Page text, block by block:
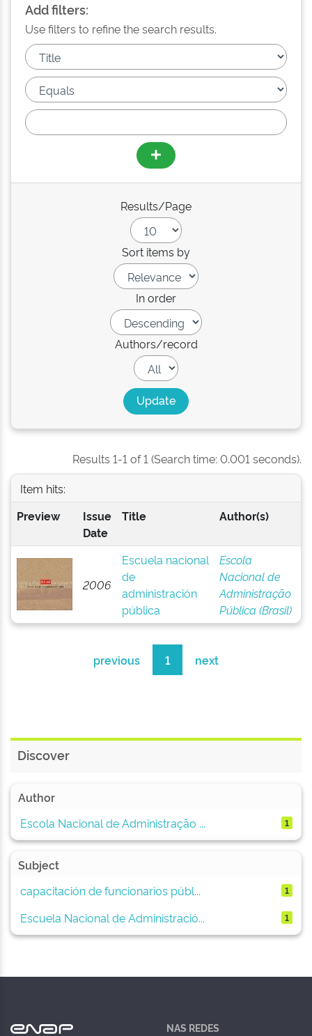
Add filters:
Use filters to refine the search results.
Results/Page
Sort items by
In order
Authors/record
Results 1-1 of 1 (Search time: 0.001 seconds).
Item hits:
Preview
Issue
Date
Title Author(s)
2006
Escuela nacional
de
administración
pública
Escola
Nacional de
Administração
Pública (Brasil)
previous 1 next
Discover
Author
Escola Nacional de Administração ...
1
Subject
capacitación de funcionarios públ...
1
Escuela Nacional de Administració... 1
NAS REDES